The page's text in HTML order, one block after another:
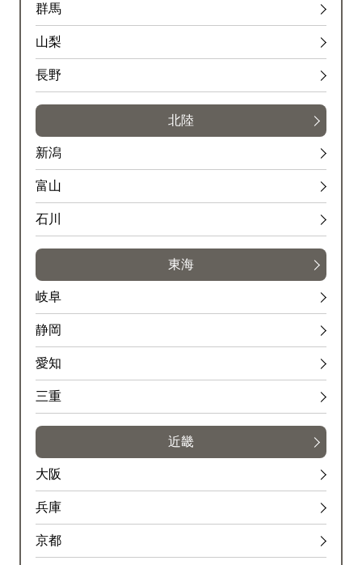
群馬
山梨
長野
北陸
新潟
富山
石川
東海
岐阜
静岡
愛知
三重
近畿
大阪
兵庫
京都